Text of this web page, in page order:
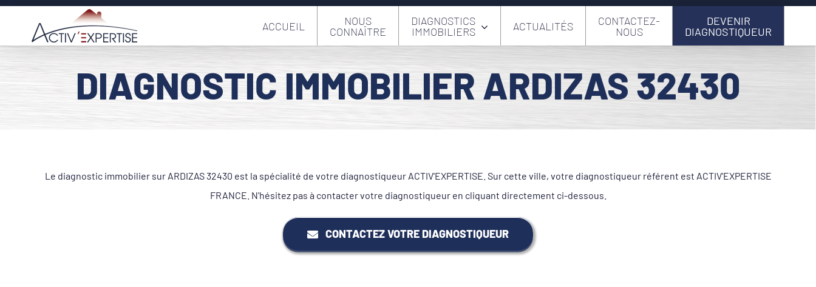
Passer
contenu
ACCUEIL
NOUS
CONNAÎTRE
DIAGNOSTICS
IMMOBILIERS
ACTUALITÉS
CONTACTEZ-
NOUS
DEVENIR
DIAGNOSTIQUEUR
DIAGNOSTIC IMMOBILIER ARDIZAS 32430
Le diagnostic immobilier sur ARDIZAS 32430 est la spécialité de votre diagnostiqueur ACTIV'EXPERTISE. Sur cette ville, votre diagnostiqueur référent est ACTIV'EXPERTISE
FRANCE. N'hésitez pas à contacter votre diagnostiqueur en cliquant directement ci-dessous.
CONTACTEZ VOTRE DIAGNOSTIQUEUR